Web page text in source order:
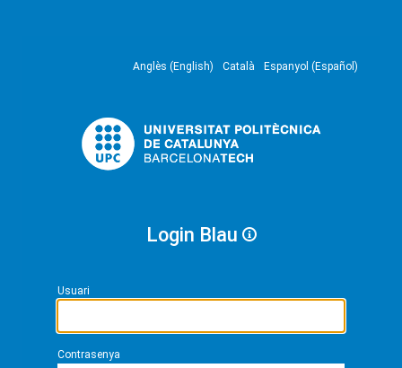
Anglès (English) Català Espanyol (Español)
Login Blau
Usuari
Contrasenya